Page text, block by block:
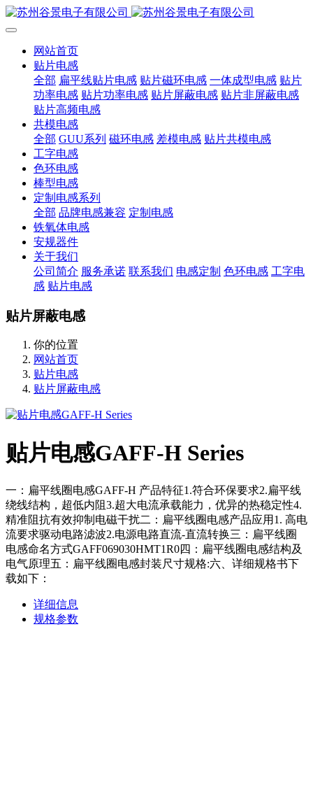
网站首页
贴片电感
全部 扁平线贴片电感 贴片磁环电感 一体成型电感 贴片
功率电感 贴片功率电感 贴片屏蔽电感 贴片非屏蔽电感
贴片高频电感
共模电感
全部 GUU系列 磁环电感 差模电感 贴片共模电感
工字电感
色环电感
棒型电感
定制电感系列
全部 品牌电感兼容 定制电感
铁氧体电感
安规器件
关于我们
公司简介 服务承诺 联系我们 电感定制 色环电感 工字电
感 贴片电感
贴片屏蔽电感
你的位置
网站首页
贴片电感
贴片屏蔽电感
贴片电感GAFF-H Series
一：扁平线圈电感GAFF-H 产品特征1.符合环保要求2.扁平线
绕线结构，超低内阻3.超大电流承载能力，优异的热稳定性4.
精准阻抗有效抑制电磁干扰二：扁平线圈电感产品应用1. 高电
流要求驱动电路滤波2.电源电路直流-直流转换三：扁平线圈
电感命名方式GAFF069030HMT1R0四：扁平线圈电感结构及
电气原理五：扁平线圈电感封装尺寸规格:六、详细规格书下
载如下：
详细信息
规格参数